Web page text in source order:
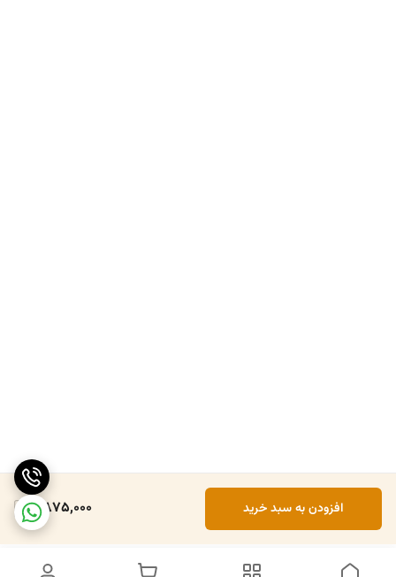
2,875,000 افزودن به سبد خرید